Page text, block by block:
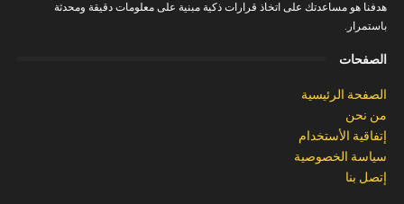
هدفنا هو مساعدتك على اتخاذ قرارات ذكية مبنية على معلومات دقيقة ومحدثة
باستمرار.
الصفحات
الصفحة الرئيسية
من نحن
إتفاقية الأستخدام
سياسة الخصوصية
إتصل بنا